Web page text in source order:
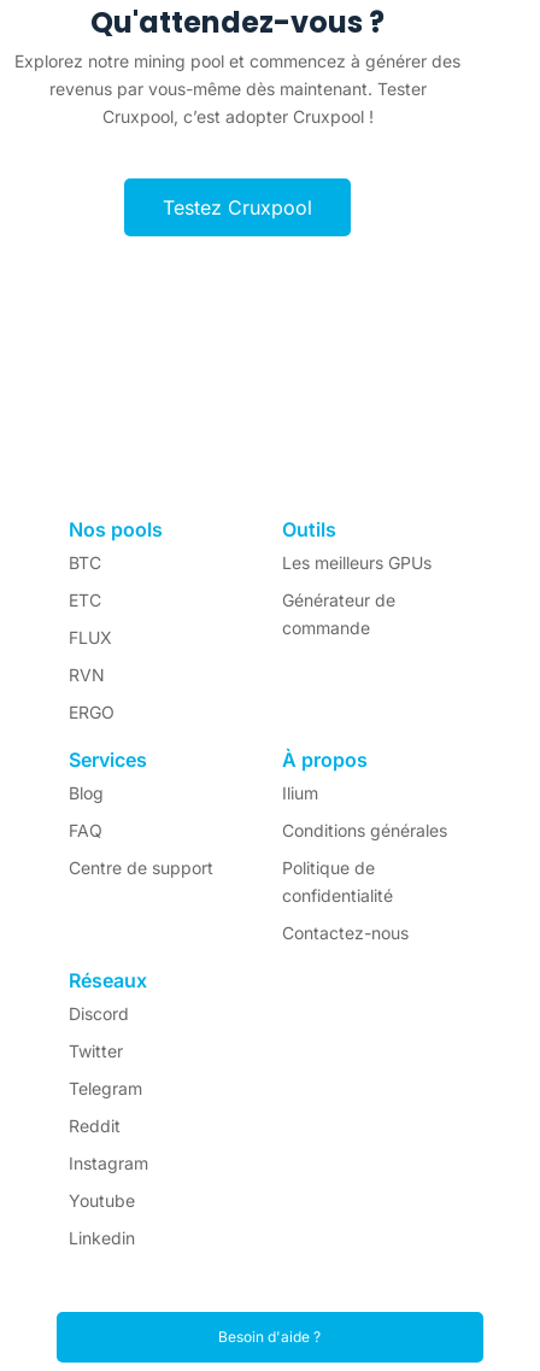
Qu'attendez-vous ?
Explorez notre mining pool et commencez à générer des
revenus par vous-même dès maintenant. Tester
Cruxpool, c’est adopter Cruxpool !
Testez Cruxpool
Nos pools
BTC
ETC
FLUX
RVN
ERGO
Outils
Les meilleurs GPUs
Générateur de
commande
Services
Blog
FAQ
Centre de support
À propos
Ilium
Conditions générales
Politique de
confidentialité
Contactez-nous
Réseaux
Discord
Twitter
Telegram
Reddit
Instagram
Youtube
Linkedin
Besoin d'aide ?